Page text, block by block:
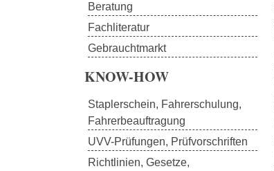
Beratung
Fachliteratur
Gebrauchtmarkt
KNOW-HOW
Staplerschein, Fahrerschulung,
Fahrerbeauftragung
UVV-Prüfungen, Prüfvorschriften
Richtlinien, Gesetze,